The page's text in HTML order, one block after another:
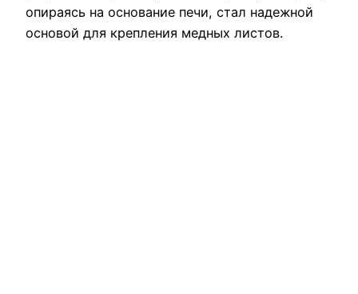
опираясь на основание печи, стал надежной
основой для крепления медных листов.